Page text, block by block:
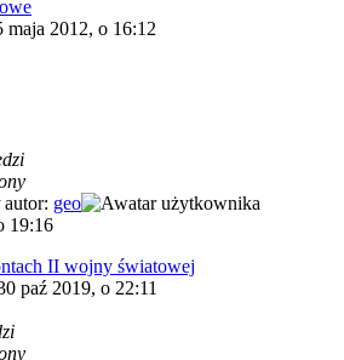
maja 2012, o 16:12
autor: geo
19:16
II wojny światowej
paź 2019, o 22:11